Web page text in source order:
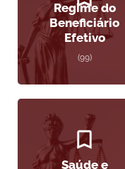
Regime do
Beneficiário
Efetivo
(99)
Saúde e